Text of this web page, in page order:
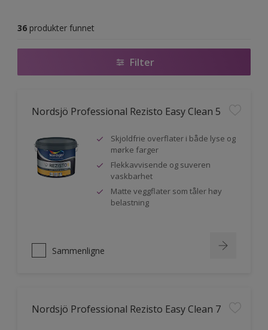
36 produkter funnet
Filter
Nordsjö Professional Rezisto Easy Clean 5
Skjoldfrie overflater i både lyse og
mørke farger
Flekkavvisende og suveren
vaskbarhet
Matte veggflater som tåler høy
belastning
Sammenligne
Nordsjö Professional Rezisto Easy Clean 7